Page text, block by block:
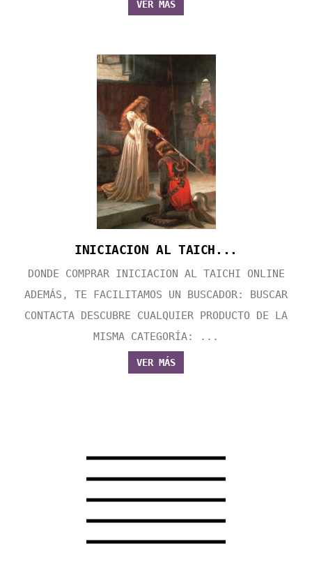
VER MÁS
INICIACION AL TAICH...
DONDE COMPRAR INICIACION AL TAICHI ONLINE
ADEMÁS, TE FACILITAMOS UN BUSCADOR: BUSCAR
CONTACTA DESCUBRE CUALQUIER PRODUCTO DE LA
MISMA CATEGORÍA: ...
VER MÁS